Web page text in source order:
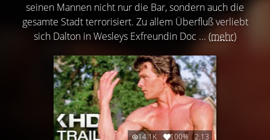
seinen Mannen nicht nur die Bar, sondern auch die
gesamte Stadt terrorisiert. Zu allem Überfluß verliebt
sich Dalton in Wesleys Exfreundin Doc ...(mehr)
14.1K 100% 2:13